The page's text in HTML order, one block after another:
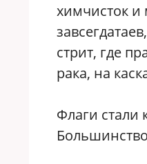
химчисток и
стрит, где
рака, на
Флаги стали